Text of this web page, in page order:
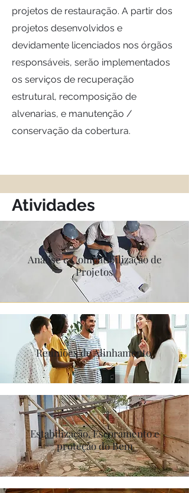
projetos de restauração. A partir dos
projetos desenvolvidos e
devidamente licenciados nos órgãos
responsáveis, serão implementados
os serviços de recuperação
estrutural, recomposição de
alvenarias, e manutenção /
conservação da cobertura.
Atividades
Análise e Compatibilização de
Projetos
Reuniões de Alinhamento
Estabilização, Escoramento e
proteção do Bem